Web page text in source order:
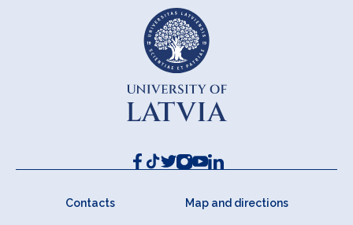
Contacts Map and directions